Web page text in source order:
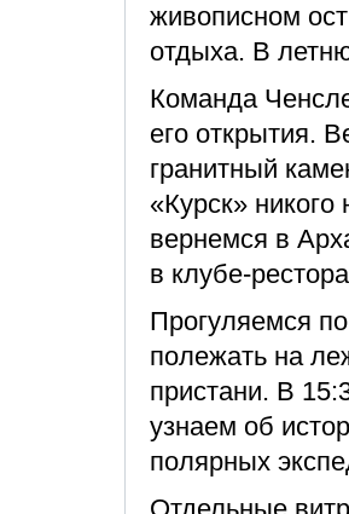
живописном
отдыха. В
Команда
его открытия.
гранитный
«Курск»
вернемся в
в клубе-
Прогуляемся
полежать на
пристани. В
узнаем об
полярных